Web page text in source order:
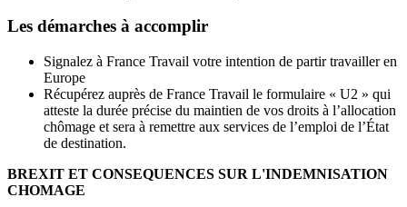
Les démarches à accomplir
Signalez à France Travail votre intention de partir travailler en
Europe
Récupérez auprès de France Travail le formulaire « U2 » qui
atteste la durée précise du maintien de vos droits à l’allocation
chômage et sera à remettre aux services de l’emploi de l’État
de destination.
BREXIT ET CONSEQUENCES SUR L'INDEMNISATION
CHOMAGE